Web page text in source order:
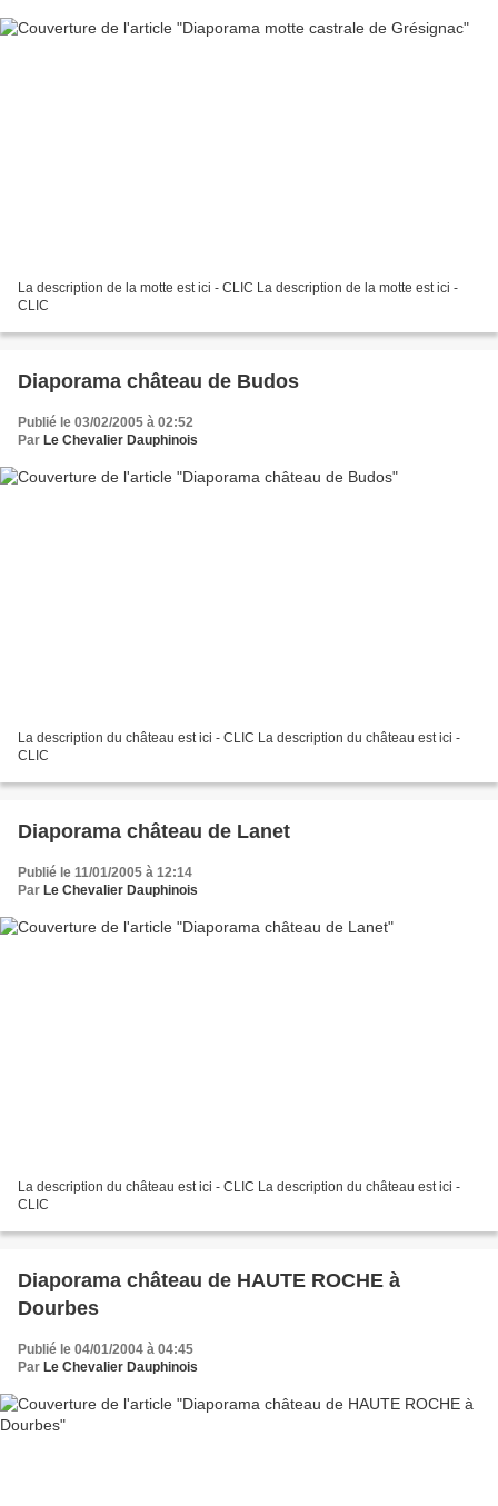
La description de la motte est ici - CLIC La description de la motte est ici -
CLIC
Diaporama château de Budos
Publié le 03/02/2005 à 02:52
Par Le Chevalier Dauphinois
La description du château est ici - CLIC La description du château est ici -
CLIC
Diaporama château de Lanet
Publié le 11/01/2005 à 12:14
Par Le Chevalier Dauphinois
La description du château est ici - CLIC La description du château est ici -
CLIC
Diaporama château de HAUTE ROCHE à
Dourbes
Publié le 04/01/2004 à 04:45
Par Le Chevalier Dauphinois